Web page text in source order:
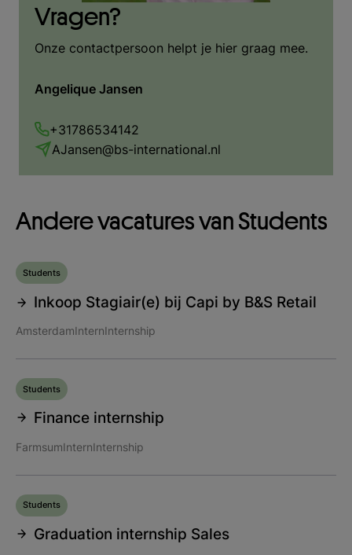
Vragen?
Onze contactpersoon helpt je hier graag mee.
Angelique Jansen
+31786534142
AJansen@bs-international.nl
Andere vacatures van Students
Inkoop Stagiair(e) bij Capi by B&S Retail
Students
AmsterdamInternInternship
Finance internship
Students
FarmsumInternInternship
Graduation internship Sales
Students